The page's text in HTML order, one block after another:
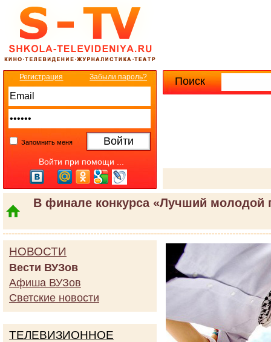
Поиск
В финале конкурса «Лучший молодой
Регистрация Забыли пароль?
Запомнить меня
Войти при помощи ...
НОВОСТИ
Вести ВУЗов
Афиша ВУЗов
Светские новости
ТЕЛЕВИЗИОННОЕ